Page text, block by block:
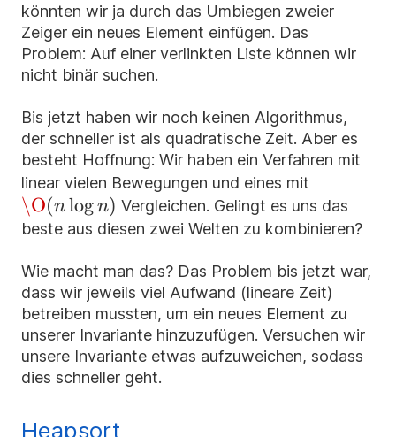
könnten wir ja durch das Umbiegen zweier
Zeiger ein neues Element einfügen. Das
Problem: Auf einer verlinkten Liste können wir
nicht binär suchen.
Bis jetzt haben wir noch keinen Algorithmus,
der schneller ist als quadratische Zeit. Aber es
besteht Hoffnung: Wir haben ein Verfahren mit
linear vielen Bewegungen und eines mit
\log
n)
\O(nlog n) Vergleichen. Gelingt es uns das
beste aus diesen zwei Welten zu kombinieren?
Wie macht man das? Das Problem bis jetzt war,
dass wir jeweils viel Aufwand (lineare Zeit)
betreiben mussten, um ein neues Element zu
unserer Invariante hinzuzufügen. Versuchen wir
unsere Invariante etwas aufzuweichen, sodass
dies schneller geht.
Heapsort